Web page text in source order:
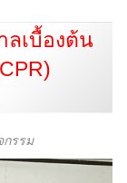
ลเบื้องต้น
กรรม